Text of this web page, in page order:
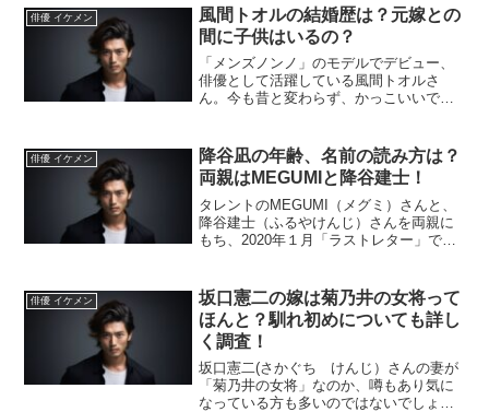
いる日本を代表する俳優です。そんな真
田広之さんについて、「...
俳優 イケメン
風間トオルの結婚歴は？元嫁との
間に子供はいるの？
「メンズノンノ」のモデルでデビュー、
俳優として活躍している風間トオルさ
ん。今も昔と変わらず、かっこいいです
かないですよね？気なってしまい結婚し
ているのか、調べてみました...
俳優 イケメン
降谷凪の年齢、名前の読み方は？
両親はMEGUMIと降谷建士！
タレントのMEGUMI（メグミ）さんと、
降谷建士（ふるやけんじ）さんを両親に
もち、2020年１月「ラストレター」で、
方、名前の由来、学校、両親について調
べてみました。降...
俳優 イケメン
坂口憲二の嫁は菊乃井の女将って
ほんと？馴れ初めについても詳し
く調査！
坂口憲二(さかぐち けんじ）さんの妻が
「菊乃井の女将」なのか、噂もあり気に
なっている方も多いのではないでしょう